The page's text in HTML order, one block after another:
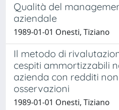
Qualità del
aziendale
1989-01-01 Onesti, Tiziano
Il metodo di
cespiti ammortizzabili
azienda con redditi
osservazioni
1989-01-01 Onesti, Tiziano